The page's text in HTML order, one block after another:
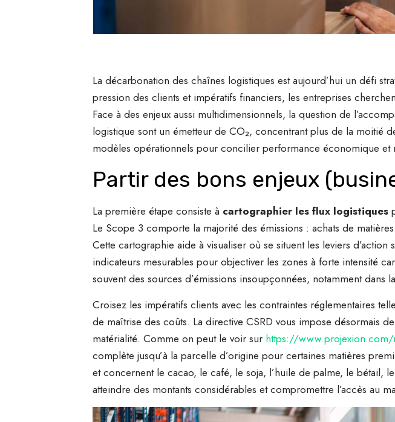
La décarbonation des chaînes logistiques est aujourd’hui un défi
pression des clients et impératifs financiers, les entreprises
Face à des enjeux aussi multidimensionnels, la question de
logistique sont un émetteur de CO₂, concentrant plus de la moitié
modèles opérationnels pour concilier performance économique et
Partir des bons enjeux
La première étape consiste à cartographier les flux logistiques
Le Scope 3 comporte la majorité des émissions : achats de
Cette cartographie aide à visualiser où se situent les leviers d’action
indicateurs mesurables pour objectiver les zones à forte intensité
souvent des sources d’émissions insoupçonnées, notamment dans
Croisez les impératifs clients avec les contraintes réglementaires
de maîtrise des coûts. La directive CSRD vous impose désormais
matérialité. Comme on peut le voir sur https://
complète jusqu’à la parcelle d’origine pour certaines matières
et concernent le cacao, le café, le soja, l’huile de palme, le bétail,
atteindre des montants considérables et compromettre l’accès au